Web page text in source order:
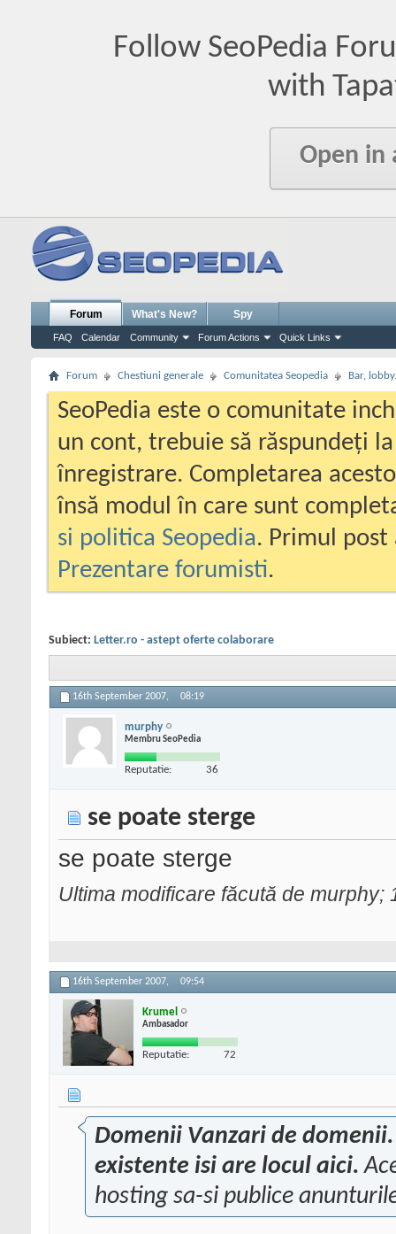
Follow SeoPedia
with
Open in
Forum
FAQ Calendar Community Forum Actions Quick Links
What's New? Spy
Forum Chestiuni generale Comunitatea Seopedia Bar,
SeoPedia este o comunitate
un cont, trebuie să răspundeți
înregistrare. Completarea
însă modul în care sunt
si politica Seopedia. Primul
Prezentare forumisti.
Subiect: Letter.ro - astept oferte colaborare
16th September 2007, 08:19
murphy
Membru SeoPedia
Reputatie: 36
se poate sterge
se poate sterge
Ultima modificare făcută de
16th September 2007, 09:54
Krumel
Ambasador
Reputatie: 72
Domenii Vanzari de
existente isi are locul aici.
hosting sa-si publice